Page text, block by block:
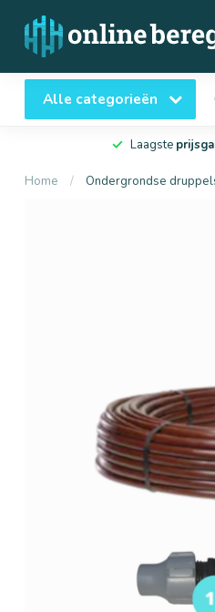
Alle categorieën
Laagste
Home / Ondergrondse